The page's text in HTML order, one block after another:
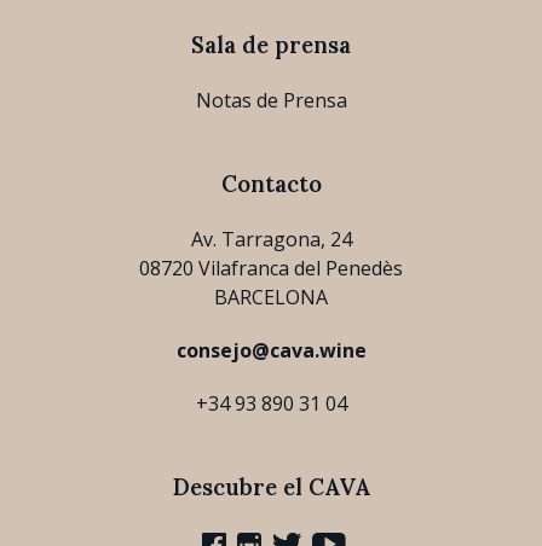
Sala de prensa
Notas de Prensa
Contacto
Av. Tarragona, 24
08720 Vilafranca del Penedès
BARCELONA
consejo@cava.wine
+34 93 890 31 04
Descubre el CAVA